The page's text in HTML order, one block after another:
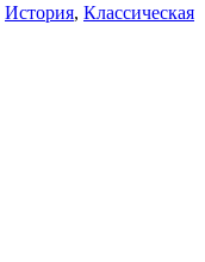
История, Классическая